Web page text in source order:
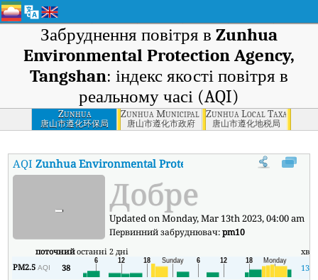
Забруднення повітря в Zunhua
Environmental Protection Agency,
Tangshan: індекс якості повітря в
реальному часі (AQI)
Zunhua
Environmental
Protection Agency,
唐山市遵化环保局
Zunhua Municipal Government, Tangshan
唐山市遵化市政府
Zunhua Local Taxation
唐山市遵化地税局
AQIZunhua Environmental Protection Agency, Tangshan
- Добре
Updated on Monday, Mar 13th 2023, 04:00 am
Первинний забруднювач:pm10
поточнийостанні 2 дні хв
PM2.5AQI 38
13